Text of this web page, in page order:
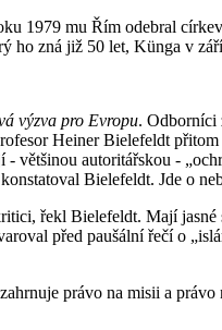
1979 mu Řím odebral
zná již 50 let, Künga v
výzva pro Evropu. Odborníci
Heiner Bielefeldt
většinou autoritářskou -
Bielefeldt. Jde o
řekl Bielefeldt. Mají
před paušální řečí o
právo na misii a